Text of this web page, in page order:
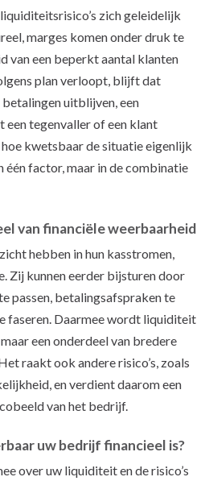
zich geleidelijk
marges komen onder druk te
van een beperkt aantal klanten
plan verloopt, blijft dat
uitblijven, een
een tegenvaller of een klant
kwetsbaar de situatie eigenlijk
één factor, maar in de combinatie
van financiële weerbaarheid
hebben in hun kasstromen,
Zij kunnen eerder bijsturen door
passen, betalingsafspraken te
faseren. Daarmee wordt liquiditeit
een onderdeel van bredere
raakt ook andere risico’s, zoals
en verdient daarom een
van het bedrijf.
uw bedrijf financieel is?
over uw liquiditeit en de risico’s